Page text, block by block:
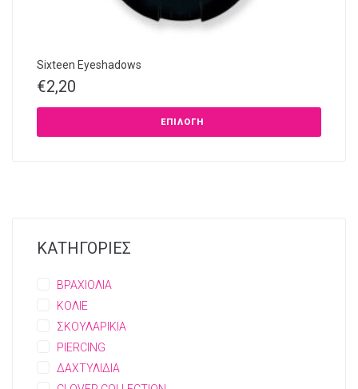
Sixteen Eyeshadows
€2,20
ΕΠΙΛΟΓΉ
ΚΑΤΗΓΟΡΙΕΣ
ΒΡΑΧΙΟΛΙΑ
ΚΟΛΙΕ
ΣΚΟΥΛΑΡΙΚΙΑ
PIERCING
ΔΑΧΤΥΛΙΔΙΑ